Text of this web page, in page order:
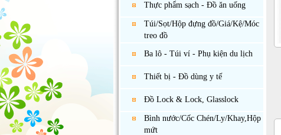
Thực phẩm sạch - Đồ ăn uống
Túi/Sọt/Hộp đựng đồ/Giá/Kệ/Móc
treo đồ
Ba lô - Túi ví - Phụ kiện du lịch
Thiết bị - Đồ dùng y tế
Đồ Lock & Lock, Glasslock
Bình nước/Cốc Chén/Ly/Khay,Hộp
mứt